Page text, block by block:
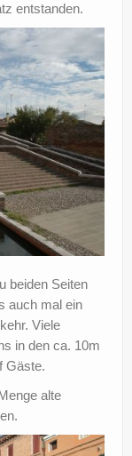
entstanden.
beiden Seiten
auch mal ein
Viele
in den ca. 10m
Gäste.
alte